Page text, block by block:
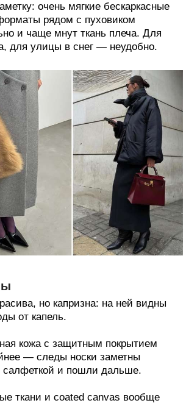
очень мягкие бескаркасные
рядом с пуховиком
и чаще мнут ткань плеча. Для
для улицы в снег — неудобно.
но капризна: на ней видны
от капель.
кожа с защитным покрытием
— следы носки заметны
и пошли дальше.
ткани и coated canvas вообще